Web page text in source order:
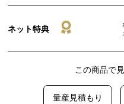
ネット特典
この商品で
量産見積もり